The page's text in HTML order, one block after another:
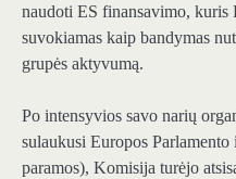
naudoti ES finansavimo, kuris
suvokiamas kaip bandymas
grupės aktyvumą.
Po intensyvios savo narių
sulaukusi Europos
paramos), Komisija turėjo